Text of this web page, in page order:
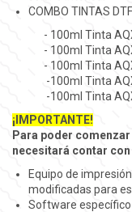
COMBO TINTAS
- 100ml Tinta AQX
- 100ml Tinta AQX
- 100ml Tinta AQX
-100ml Tinta AQX
-100ml Tinta AQX
¡IMPORTANTE!
Para poder
necesitará contar
Equipo de
modificadas para
Software específico